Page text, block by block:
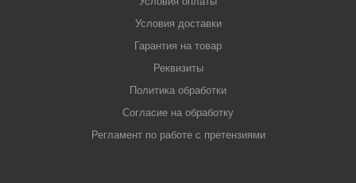
Условия доставки
Гарантия на товар
Реквизиты
Политика обработки
Согласие на обработку
Регламент по работе с претензиями